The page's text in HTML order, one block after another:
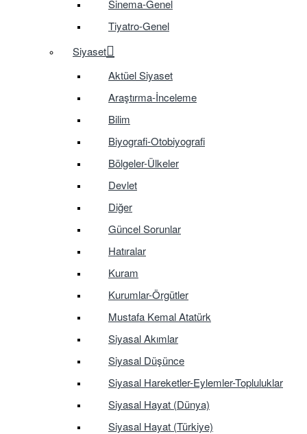
Sinema-Genel
Tiyatro-Genel
Siyaset
Aktüel Siyaset
Araştırma-İnceleme
Bilim
Biyografi-Otobiyografi
Bölgeler-Ülkeler
Devlet
Diğer
Güncel Sorunlar
Hatıralar
Kuram
Kurumlar-Örgütler
Mustafa Kemal Atatürk
Siyasal Akımlar
Siyasal Düşünce
Siyasal Hareketler-Eylemler-Topluluklar
Siyasal Hayat (Dünya)
Siyasal Hayat (Türkiye)